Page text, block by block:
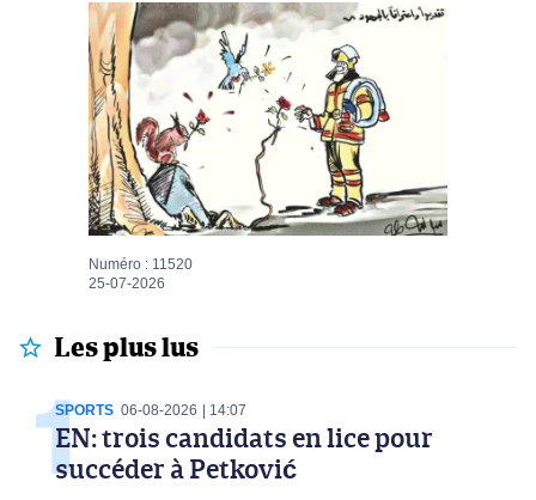
Numéro : 11520
25-07-2026
Les plus lus
SPORTS 06-08-2026 14:07
EN: trois candidats en lice pour
succéder à Petković